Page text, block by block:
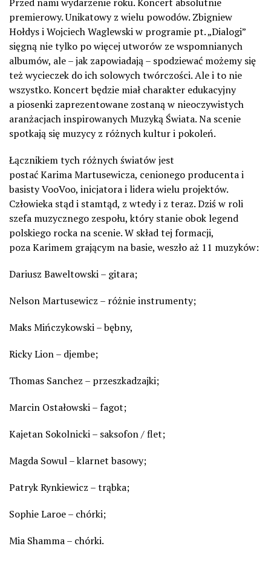
premierowy. Unikatowy z wielu powodów. Zbigniew
Hołdys i Wojciech Waglewski w programie pt. „Dialogi”
sięgną nie tylko po więcej utworów ze wspomnianych
albumów, ale – jak zapowiadają – spodziewać możemy się
też wycieczek do ich solowych twórczości. Ale i to nie
wszystko. Koncert będzie miał charakter edukacyjny
a piosenki zaprezentowane zostaną w nieoczywistych
aranżacjach inspirowanych Muzyką Świata. Na scenie
spotkają się muzycy z różnych kultur i pokoleń.
Łącznikiem tych różnych światów jest
postaćKarimaMartusewicza, cenionego producenta i
basistyVooVoo, inicjatora i lidera wielu projektów.
Człowieka stąd i stamtąd, z wtedy i z teraz. Dziś w roli
szefa muzycznego zespołu, który stanie obok legend
polskiego rocka na scenie. W skład tej formacji,
pozaKarimem grającym na basie, weszło aż 11 muzyków:
Dariusz Baweltowski– gitara;
NelsonMartusewicz – różnie instrumenty;
MaksMińczykowski– bębny,
RickyLion– djembe;
Thomas Sanchez – przeszkadzajki;
Marcin Ostałowski– fagot;
Kajetan Sokolnicki– saksofon / flet;
Magda Sowul– klarnet basowy;
Patryk Rynkiewicz – trąbka;
SophieLaroe– chórki;
Mia Shamma– chórki.